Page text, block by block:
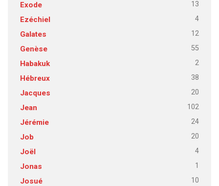
Exode 13
Ezéchiel 4
Galates 12
Genèse 55
Habakuk 2
Hébreux 38
Jacques 20
Jean 102
Jérémie 24
Job 20
Joël 4
Jonas 1
Josué 10